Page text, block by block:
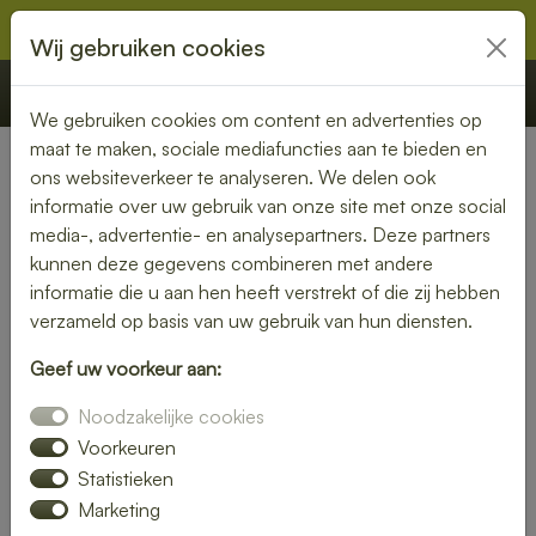
€ 0,00 Offerte Bestellen
Nederland» Bakel
Lunch laten bezorgen in Bakel
– vers, snel en smaakvol
maken? Laat je lunch bezorgen in Bakel en geniet van verse,
smaakvolle gerechten zonder gedoe. Of je nu op kantoor
bent, thuiswerkt of gewoon zin hebt in een ontspannen
middagpauze, een bezorgde lunch is altijd een goed idee.
Van rijk belegde broodjes tot gezonde salades en warme
maaltijden – er is altijd iets dat perfect aansluit bij jouw
Wij gebruiken cookies
We gebruiken cookies om content en advertenties op
maat te maken, sociale mediafuncties aan te bieden en
ons websiteverkeer te analyseren. We delen ook
informatie over uw gebruik van onze site met onze social
media-, advertentie- en analysepartners. Deze partners
kunnen deze gegevens combineren met andere
informatie die u aan hen heeft verstrekt of die zij hebben
verzameld op basis van uw gebruik van hun diensten.
Geef uw voorkeur aan:
Noodzakelijke cookies
Voorkeuren
Statistieken
Marketing